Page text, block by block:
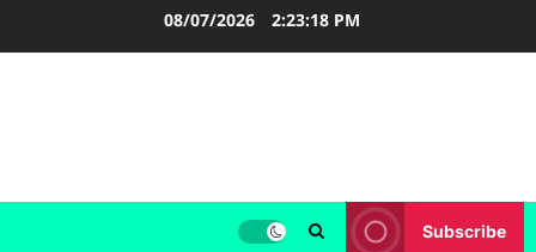
08/07/2026 2:23:18 PM
Subscribe